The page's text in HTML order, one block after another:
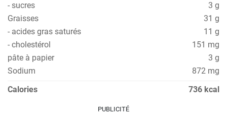
- sucres
3 g
Graisses
31 g
- acides gras saturés
11 g
- cholestérol
151 mg
pâte à papier
3 g
Sodium
872 mg
Calories
736 kcal
PUBLICITÉ